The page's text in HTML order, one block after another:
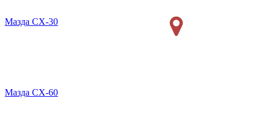
Мазда CX-30
Мазда СХ-60